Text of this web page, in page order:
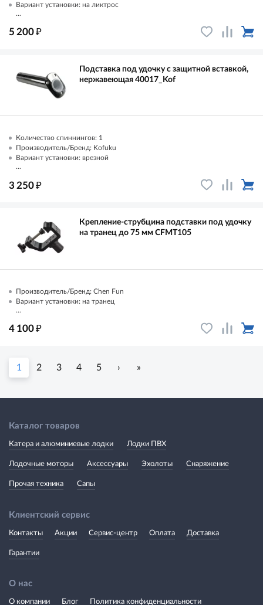
Вариант установки: на ликтрос
...
5 200₽
Подставка под удочку с защитной вставкой,
нержавеющая 40017_Kof
Количество спиннингов: 1
Производитель/Бренд: Kofuku
Вариант установки: врезной
...
3 250₽
Крепление-струбцина подставки под удочку
на транец до 75 мм CFMT105
Производитель/Бренд: Chen Fun
Вариант установки: на транец
...
4 100₽
1 2 3 4 5 › »
Каталог товаров
Катера и алюминиевые лодки Лодки ПВХ
Лодочные моторы Аксессуары Эхолоты Снаряжение
Прочая техника Сапы
Клиентский сервис
Контакты Акции Сервис-центр Оплата Доставка
Гарантии
О нас
О компании Блог Политика конфиденциальности